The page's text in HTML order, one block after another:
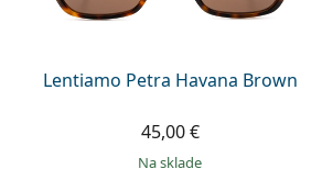
Persol
Lentiamo Petra Havana Brown
45,00 €
na sklade